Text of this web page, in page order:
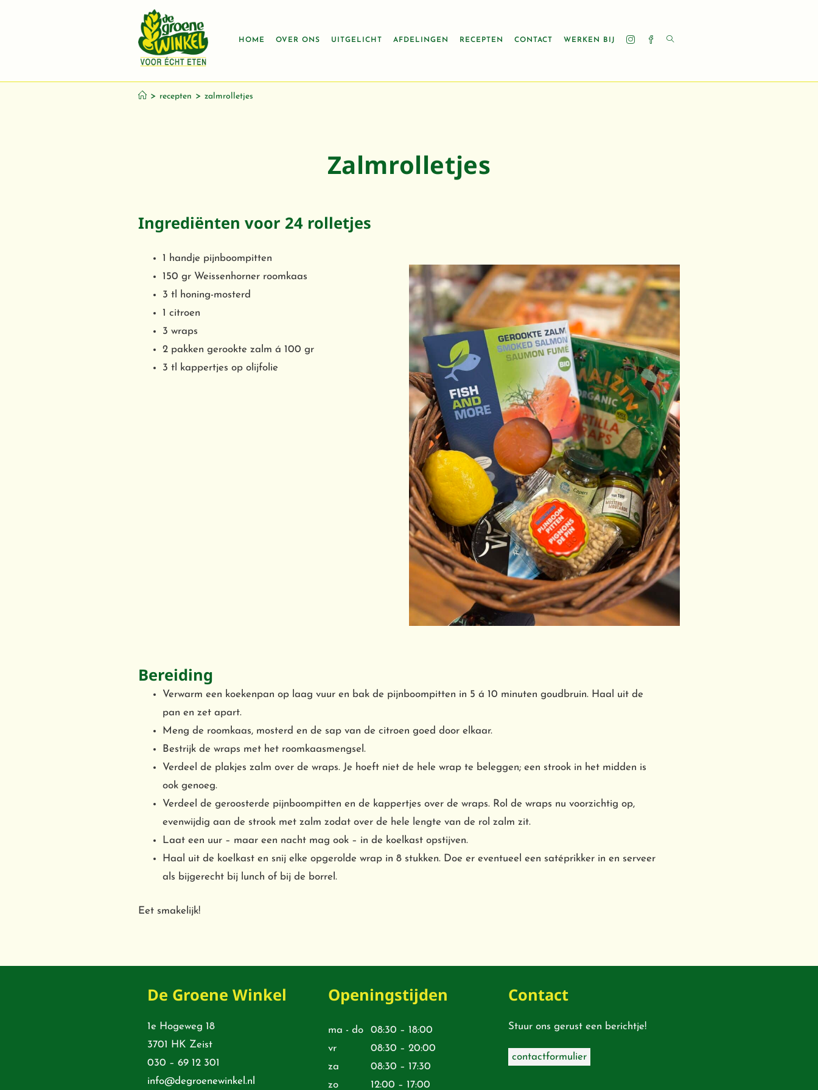
HOME OVER ONS UITGELICHT AFDELINGEN RECEPTEN CONTACT WERKEN BIJ
Zalmrolletjes
> recepten > zalmrolletjes
Zalmrolletjes
Ingrediënten voor 24 rolletjes
1 handje pijnboompitten
150 gr Weissenhorner roomkaas
3 tl honing-mosterd
1 citroen
3 wraps
2 pakken gerookte zalm á 100 gr
3 tl kappertjes op olijfolie
Bereiding
Verwarm een koekenpan op laag vuur en bak de pijnboompitten in 5 á 10 minuten goudbruin. Haal uit de
pan en zet apart.
Meng de roomkaas, mosterd en de sap van de citroen goed door elkaar.
Bestrijk de wraps met het roomkaasmengsel.
Verdeel de plakjes zalm over de wraps. Je hoeft niet de hele wrap te beleggen; een strook in het midden is
ook genoeg.
Verdeel de geroosterde pijnboompitten en de kappertjes over de wraps. Rol de wraps nu voorzichtig op,
evenwijdig aan de strook met zalm zodat over de hele lengte van de rol zalm zit.
Laat een uur – maar een nacht mag ook – in de koelkast opstijven.
Haal uit de koelkast en snij elke opgerolde wrap in 8 stukken. Doe er eventueel een satéprikker in en serveer
als bijgerecht bij lunch of bij de borrel.
Eet smakelijk!
De Groene Winkel
1e Hogeweg 18
3701 HK Zeist
030 – 69 12 301
info@degroenewinkel.nl
Openingstijden
ma - do
vr
za
zo
08:30 – 18:00
08:30 – 20:00
08:30 – 17:30
12:00 – 17:00
Contact
Stuur ons gerust een berichtje!
contactformulier